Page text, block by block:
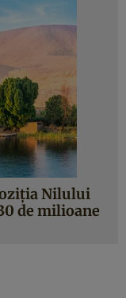
Nilului
de milioane